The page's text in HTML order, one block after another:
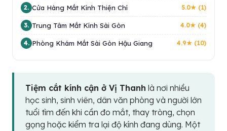
2. Cửa Hàng Mắt Kính Thiện Chí 5.0★ (1)
3. Trung Tâm Mắt Kính Sài Gòn 4.0★ (4)
4. Phòng Khám Mắt Sài Gòn Hậu Giang 4.9★ (10)
Tiệm cắt kính cận ở Vị Thanh là nơi nhiều
học sinh, sinh viên, dân văn phòng và người lớn
tuổi tìm đến khi cần đo mắt, thay tròng, chọn
gọng hoặc kiểm tra lại độ kính đang dùng. Một